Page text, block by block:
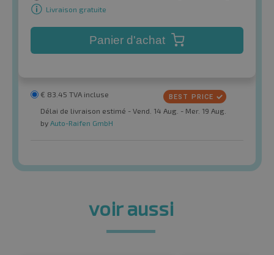
Livraison gratuite
Panier d'achat
€ 83.45 TVA incluse
Délai de livraison estimé - Vend. 14 Aug. - Mer. 19 Aug.
by Auto-Raifen GmbH
voir aussi